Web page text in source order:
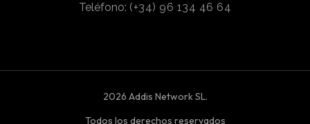
Teléfono: (+34) 96 134 46 64
2026 Addis Network SL.
Todos los derechos reservados